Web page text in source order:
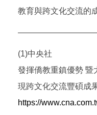
教育與跨文化交流的
(1)中央社
發揮僑教重鎮優勢 暨
現跨文化交流豐碩成
https://